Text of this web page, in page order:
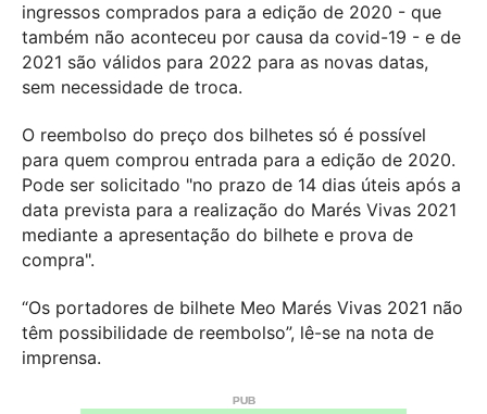
ingressos comprados para a edição de 2020 - que
também não aconteceu por causa da covid-19 - e de
2021 são válidos para 2022 para as novas datas,
sem necessidade de troca.
O reembolso do preço dos bilhetes só é possível
para quem comprou entrada para a edição de 2020.
Pode ser solicitado "no prazo de 14 dias úteis após a
data prevista para a realização do Marés Vivas 2021
mediante a apresentação do bilhete e prova de
compra".
“Os portadores de bilhete Meo Marés Vivas 2021 não
têm possibilidade de reembolso”, lê-se na nota de
imprensa.